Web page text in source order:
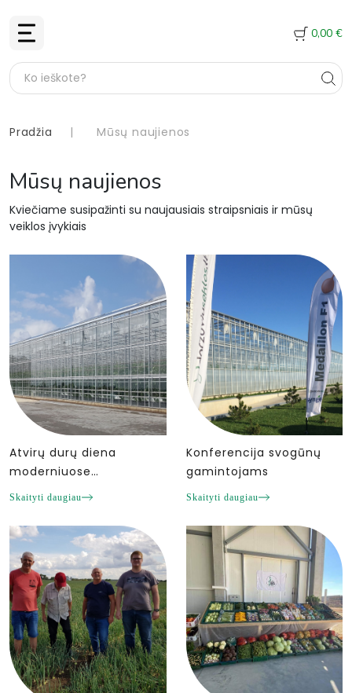
0,00 €
Pradžia | Mūsų naujienos
Mūsų naujienos
Kviečiame susipažinti su naujausiais straipsniais ir mūsų
veiklos įvykiais
Atvirų durų diena
moderniuose
šiltnamiuose
Skaityti daugiau
Konferencija svogūnų
gamintojams
Skaityti daugiau